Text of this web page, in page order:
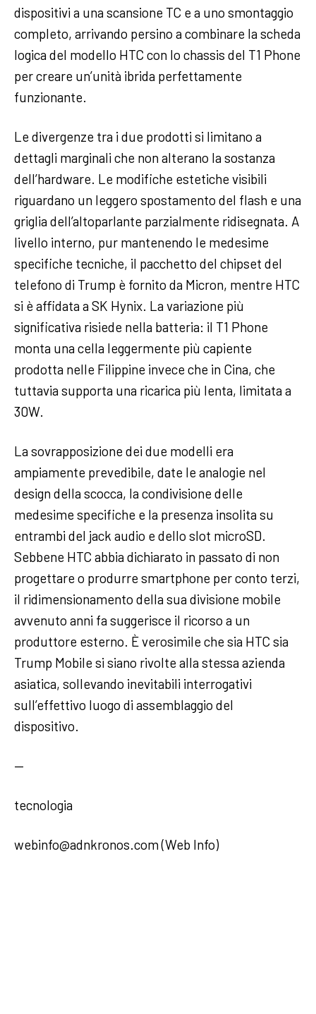
dispositivi a una scansione TC e a uno smontaggio
completo, arrivando persino a combinare la scheda
logica del modello HTC con lo chassis del T1 Phone
per creare un’unità ibrida perfettamente
funzionante.
Le divergenze tra i due prodotti si limitano a
dettagli marginali che non alterano la sostanza
dell’hardware. Le modifiche estetiche visibili
riguardano un leggero spostamento del flash e una
griglia dell’altoparlante parzialmente ridisegnata. A
livello interno, pur mantenendo le medesime
specifiche tecniche, il pacchetto del chipset del
telefono di Trump è fornito da Micron, mentre HTC
si è affidata a SK Hynix. La variazione più
significativa risiede nella batteria: il T1 Phone
monta una cella leggermente più capiente
prodotta nelle Filippine invece che in Cina, che
tuttavia supporta una ricarica più lenta, limitata a
30W.
La sovrapposizione dei due modelli era
ampiamente prevedibile, date le analogie nel
design della scocca, la condivisione delle
medesime specifiche e la presenza insolita su
entrambi del jack audio e dello slot microSD.
Sebbene HTC abbia dichiarato in passato di non
progettare o produrre smartphone per conto terzi,
il ridimensionamento della sua divisione mobile
avvenuto anni fa suggerisce il ricorso a un
produttore esterno. È verosimile che sia HTC sia
Trump Mobile si siano rivolte alla stessa azienda
asiatica, sollevando inevitabili interrogativi
sull’effettivo luogo di assemblaggio del
dispositivo.
—
tecnologia
webinfo@adnkronos.com (Web Info)